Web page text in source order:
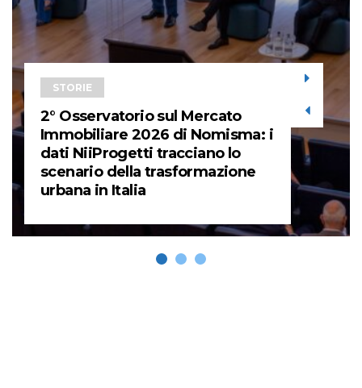
STORIE
2° Osservatorio sul Mercato
Immobiliare 2026 di Nomisma: i
dati NiiProgetti tracciano lo
scenario della trasformazione
urbana in Italia